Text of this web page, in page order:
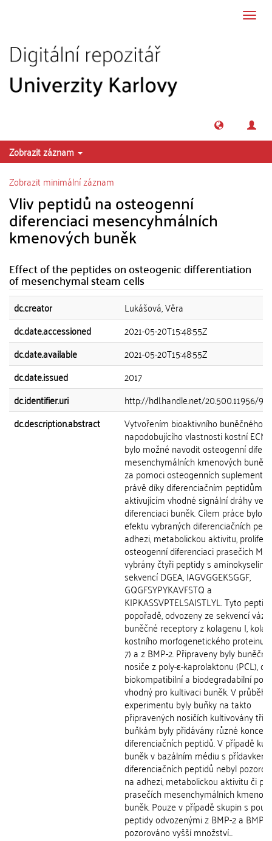
Zobrazit záznam
Zobrazit minimální záznam
Vliv peptidů na osteogenní
diferenciaci mesencyhmálních
kmenových buněk
Effect of the peptides on osteogenic differentiation
of mesenchymal steam cells
dc.creator
Lukášová, Věra
dc.date.accessioned
2021-05-20T15:48:55Z
dc.date.available
2021-05-20T15:48:55Z
dc.date.issued
2017
dc.identifier.uri
http://hdl.handle.net/20.500.11956/
dc.description.abstract
Vytvořením bioaktivního buněčného
napodobujícího vlastnosti kostní ECM
bylo možné navodit osteogenní
mesenchymálních kmenových buněk
za pomoci osteogenních suplementů,
právě díky diferenciačním peptidům
aktivujícím vhodné signální dráhy
diferenciaci buněk. Cílem práce bylo
efektu vybraných diferenciačních
adhezi, metabolickou aktivitu,
osteogenní diferenciaci prasečích
vybrány čtyři peptidy s
sekvencí DGEA, IAGVGGEKSGGF,
GQGFSYPYKAVFSTQ a
KIPKASSVPTELSAISTLYL. Tyto
popořadě, odvozeny ze sekvencí
buněčné receptory z kolagenu I,
kostního morfogenetického proteinu
7) a z BMP-2. Připraveny byly buněčné
nosiče z poly-ε-kaprolaktonu (PCL),
biokompatibilní a biodegradabilní
vhodný pro kultivaci buněk. V průběhu
experimentu byly buňky na takto
připravených nosičích kultivovány tři
buňkám byly přidávány různé
diferenciačních peptidů. V případě
buněk v bazálním médiu s přídavkem
diferenciačních peptidů nebyl
na adhezi, metabolickou aktivitu či
prasečích mesenchymálních
buněk. Pouze v případě skupin s
peptidy odvozenými z BMP-2 a BMP-
pozorováno vyšší množství...